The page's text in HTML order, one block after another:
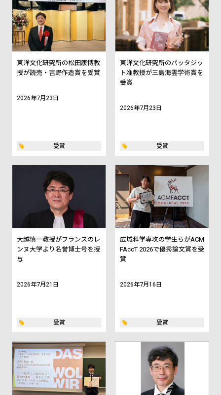
東洋文化研究所の松田康博教
授が読売・吉野作造賞を受賞
2026年7月23日
受賞
東洋文化研究所のパッタジッ
ト准教授が三島海雲学術賞を
受賞
2026年7月23日
受賞
大越慎一教授がフランスのレ
ンヌ大学より名誉博士号を授
与
2026年7月21日
受賞
広域科学専攻の学生らがACM
FAccT 2026で優秀論文賞を受
賞
2026年7月16日
受賞